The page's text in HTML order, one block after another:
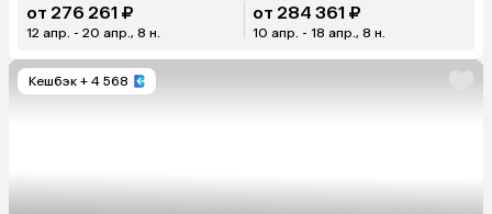
от 276 261 ₽
12 апр. - 20 апр., 8 н.
от 284 361 ₽
10 апр. - 18 апр., 8 н.
Кешбэк + 4 568